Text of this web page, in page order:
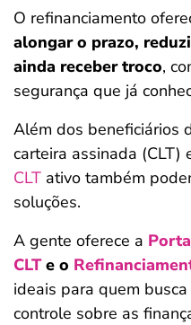
O refinanciamento
alongar o prazo,
ainda receber troco,
segurança que já
Além dos beneficiários
carteira assinada (CLT)
CLT ativo também
soluções.
A gente oferece a
CLTe o
ideais para quem
controle sobre as